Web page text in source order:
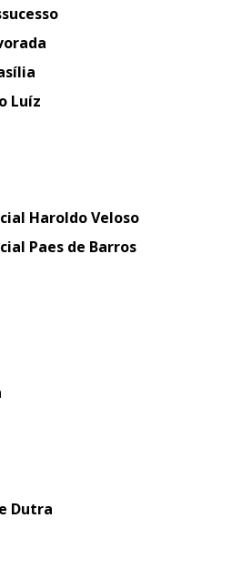
Luíz
Haroldo Veloso
Paes de Barros
Dutra